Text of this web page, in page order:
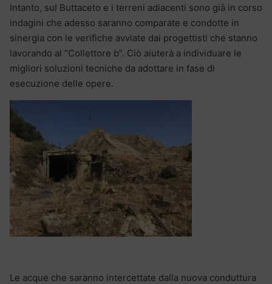
Intanto, sul Buttaceto e i terreni adiacenti sono già in corso
indagini che adesso saranno comparate e condotte in
sinergia con le verifiche avviate dai progettisti che stanno
lavorando al “Collettore b”. Ciò aiuterà a individuare le
migliori soluzioni tecniche da adottare in fase di
esecuzione delle opere.
Le acque che saranno intercettate dalla nuova conduttura